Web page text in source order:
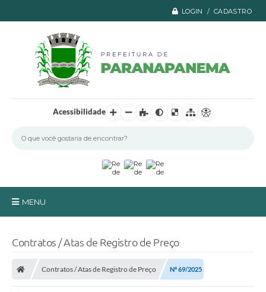
LOGIN / CADASTRO
Acessibilidade
MENU
Contratos / Atas de Registro de Preço
Contratos / Atas de Registro de Preço Nº 69/2025